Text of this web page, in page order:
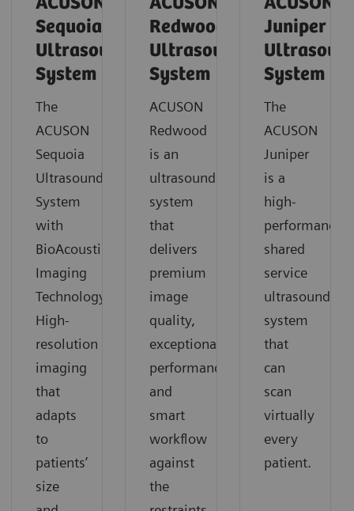
Sequoia
Ultrasound
System
The
ACUSON
Sequoia
Ultrasound
System
with
BioAcoustic
Imaging
Technology.
High-
resolution
imaging
that
adapts
to
patients’
size
Redwood
Ultrasound
System
ACUSON
Redwood
is an
ultrasound
system
that
delivers
premium
image
quality,
exceptional
performance
and
smart
workflow
against
the
Juniper
System
The
ACUSON
Juniper
is a
high-
performance
shared
service
ultrasound
system
that
can
scan
virtually
every
patient.